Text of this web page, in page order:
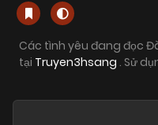
Các tình yêu đang đọc
tại Truyen3hsang . Sử